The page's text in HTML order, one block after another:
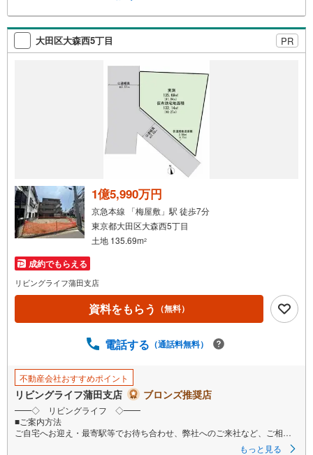
大田区大森西5丁目 PR
1億5,990万円
京急本線 「梅屋敷」駅 徒歩7分
東京都大田区大森西5丁目
土地 135.69m2
成約でもらえる
リビングライフ蒲田支店
資料をもらう （無料）
電話する （通話料無料）
不動産会社おすすめポイント
リビングライフ蒲田支店 ブロンズ推奨店
━━◇ リビングライフ ◇━━
■ご案内方法
ご自宅へお迎え・最寄駅等でお待ち合わせ、弊社へのご来社など、ご相談
くださいませ。ご希望があれば周辺環境、お客様の希望に合わせた物件な
もっと見る